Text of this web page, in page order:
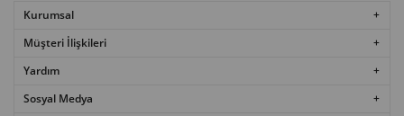
Kurumsal
Müşteri İlişkileri
Yardım
Sosyal Medya